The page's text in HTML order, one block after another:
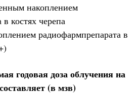
накоплением
костях черепа
радиофармпрепарата в
годовая доза облучения на
(в мзв)